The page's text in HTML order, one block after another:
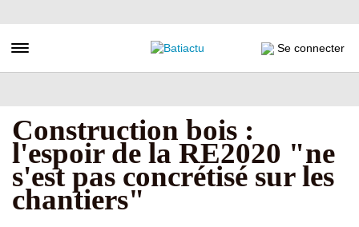
au
principal
Toggle navigation Se connecter
Construction bois :
l'espoir de la RE2020 "ne
s'est pas concrétisé sur les
chantiers"